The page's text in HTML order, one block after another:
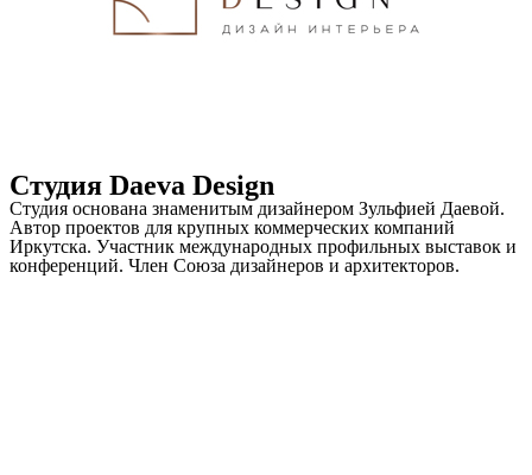
Студия Daeva Design
Студия основана знаменитым дизайнером Зульфией Даевой.
Автор проектов для крупных коммерческих компаний
Иркутска. Участник международных профильных выставок и
конференций. Член Союза дизайнеров и архитекторов.